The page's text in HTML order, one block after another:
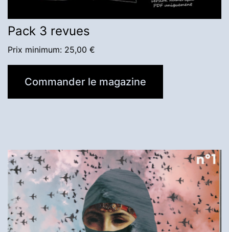
Pack 3 revues
Prix minimum: 25,00 €
Commander le magazine